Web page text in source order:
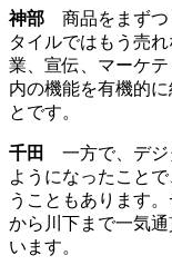
神部 商品をまずつ
タイルではもう売
業、宣伝、マーケ
内の機能を有機的
とです。
千田
一方で、デジ
ようになったこと
うこともあります
から川下まで一気
います。